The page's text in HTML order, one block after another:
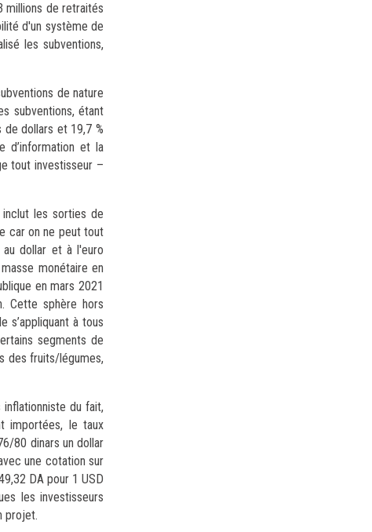
millions de retraités
d'un système de
les subventions,
de nature
subventions, étant
dollars et 19,7 %
d’information et la
tout investisseur –
les sorties de
car on ne peut tout
dollar et à l'euro
monétaire en
en mars 2021
Cette sphère hors
s’appliquant à tous
segments de
des fruits/légumes,
du fait,
importées, le taux
80 dinars un dollar
une cotation sur
DA pour 1 USD
les investisseurs
projet.